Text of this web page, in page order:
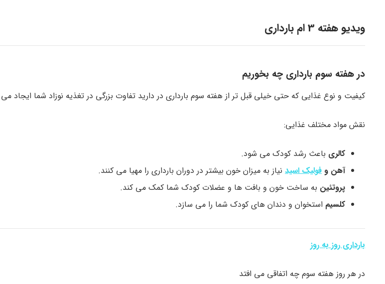
ویدیو هفته 3 ام بارداری
در هفته سوم بارداری چه بخوریم
کیفیت و نوع غذایی که حتی خیلی قبل تر از هفته سوم بارداری در دارید تفاوت بزرگی در تغذیه نوزاد شما ایجاد
نقش مواد مختلف غذایی:
کالری باعث رشد کودک می شود.
آهن و فولیک اسید نیاز به میزان خون بیشتر در دوران بارداری را مهیا می کنند.
پروتئین به ساخت خون و بافت ها و عضلات کودک شما کمک می کند.
کلسیم استخوان و دندان های کودک شما را می سازد.
بارداری روز به روز
در هر روز هفته سوم چه اتفاقی می افتد